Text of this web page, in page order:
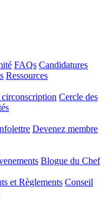
FAQs Candidatures
Ressources
circonscription Cercle des
Devenez membre
Blogue du Chef
et Règlements Conseil